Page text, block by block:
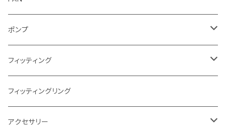
AMD
ディストロプレート
ラジエーターサイズ280mm
ラジエーターサイズ360mm
ラジエーターサイズ420mm
ラジエーターサイズ480mm
FANサイズ120mm
FANサイズ140mm
ポンプ
ディストロプレート
フィッティング
ニッケル Nickel
サテンチタン SatinTitan
フィッティングリング
アクセサリー